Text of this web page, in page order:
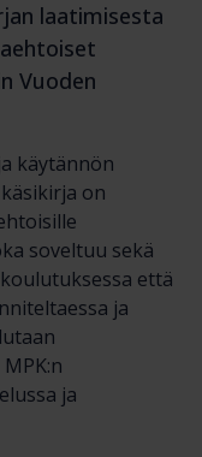
laatimisesta
Vuoden
käytännön
on
soveltuu sekä
että
ja
ja